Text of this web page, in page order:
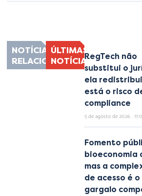
NOTÍCIAS
RELACIONADAS
ÚLTIMAS
NOTÍCIASRegTech não
substitui o
ela
está o risco
compliance
5 de agosto de 2026
Fomento
bioeconomia
mas a
de acesso é
gargalo